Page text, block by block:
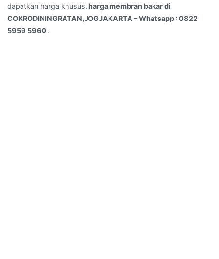
dapatkan harga khusus. harga membran bakar di
COKRODININGRATAN,JOGJAKARTA – Whatsapp : 0822
5959 5960 .